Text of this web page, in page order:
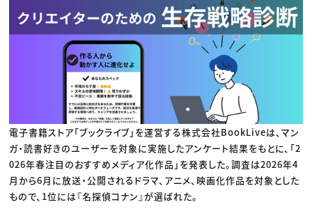
映像
ゲーム・エンタメ
広告
CREATIVE VILLAGEからのお知らせ
プロフェッショナル×つながる×メディア
電子書籍ストア「ブックライブ」を運営する株式会社BookLiveは、マン
ガ・読書好きのユーザーを対象に実施したアンケート結果をもとに、「2
026年春注目のおすすめメディア化作品」を発表した。調査は2026年4
月から6月に放送・公開されるドラマ、アニメ、映画化作品を対象とした
もので、1位には『名探偵コナン』が選ばれた。